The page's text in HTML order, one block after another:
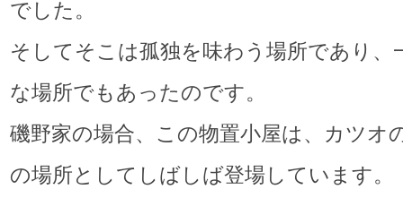
でした。
そしてそこは孤独を味わう場所であり、
な場所でもあったのです。
磯野家の場合、この物置小屋は、カツオ
の場所としてしばしば登場しています。